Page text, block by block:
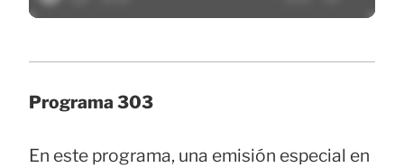
Programa 303
En este programa, una emisión especial en